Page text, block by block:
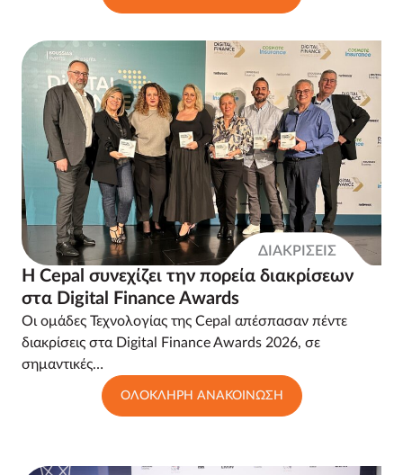
ΔΙΑΚΡΙΣΕΙΣ
Η Cepal συνεχίζει την πορεία διακρίσεων
στα Digital Finance Awards
Οι ομάδες Τεχνολογίας της Cepal απέσπασαν πέντε
διακρίσεις στα Digital Finance Awards 2026, σε
σημαντικές…
ΟΛΟΚΛΗΡΗ ΑΝΑΚΟΙΝΩΣΗ